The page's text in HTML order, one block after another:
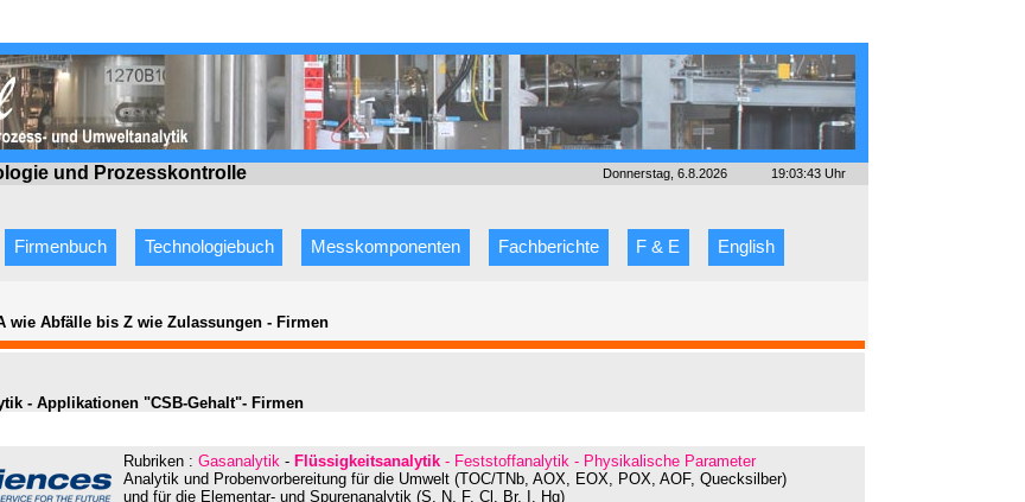
und Prozesskontrolle Donnerstag, 6.8.2026 19:03:43 Uhr
Firmenbuch Technologiebuch Messkomponenten Fachberichte F & E English
wie Abfälle bis Z wie Zulassungen - Firmen
- Applikationen "CSB-Gehalt"- Firmen
Rubriken : Gasanalytik - Flüssigkeitsanalytik - Feststoffanalytik - Physikalische Parameter
Analytik und Probenvorbereitung für die Umwelt (TOC/TNb, AOX, EOX, POX, AOF, Quecksilber)
und für die Elementar- und Spurenanalytik (S, N, F, Cl, Br, I, Hg)